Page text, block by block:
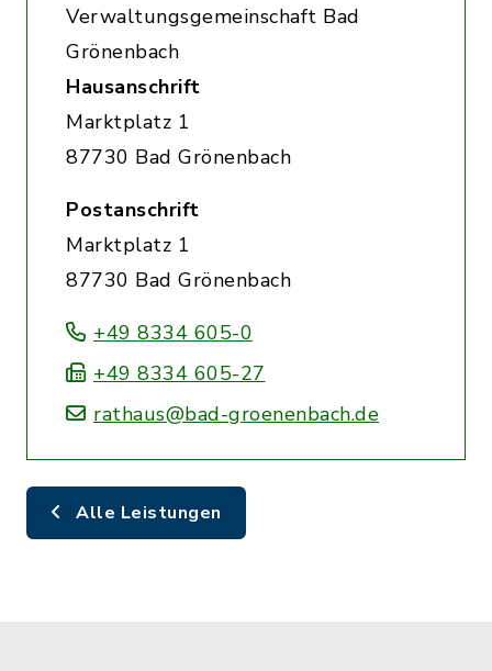
Verwaltungsgemeinschaft Bad
Grönenbach
Hausanschrift
Marktplatz 1
87730 Bad Grönenbach
Postanschrift
Marktplatz 1
87730 Bad Grönenbach
+49 8334 605-0
+49 8334 605-27
rathaus@bad-groenenbach.de
Alle Leistungen